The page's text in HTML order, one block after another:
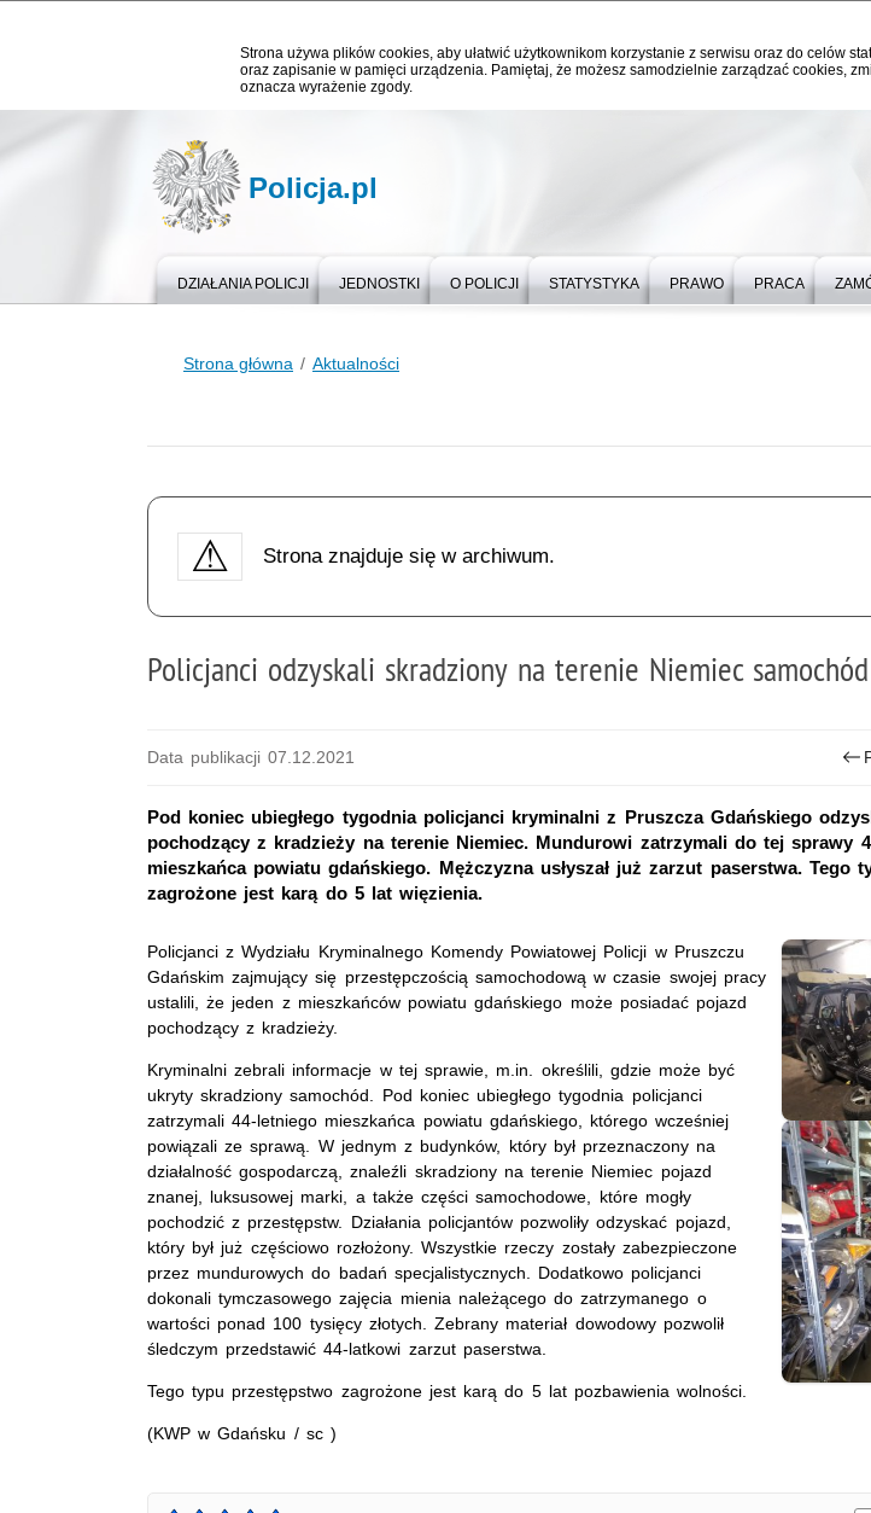
Strona używa plików cookies, aby ułatwić użytkownikom korzystanie z serwisu oraz do celów
oraz zapisanie w pamięci urządzenia. Pamiętaj, że możesz samodzielnie zarządzać cookies,
oznacza wyrażenie zgody.
Policja.pl
DZIAŁANIA POLICJI JEDNOSTKI O POLICJI STATYSTYKA PRAWO PRACA
Strona główna Aktualności
Strona znajduje się w archiwum.
Policjanci odzyskali skradziony na terenie Niemiec samochód
Data publikacji 07.12.2021
Pod koniec ubiegłego tygodnia policjanci kryminalni z Pruszcza Gdańskiego
pochodzący z kradzieży na terenie Niemiec. Mundurowi zatrzymali do tej sprawy
mieszkańca powiatu gdańskiego. Mężczyzna usłyszał już zarzut paserstwa. Tego
zagrożone jest karą do 5 lat więzienia.
Policjanci z Wydziału Kryminalnego Komendy Powiatowej Policji w Pruszczu
Gdańskim zajmujący się przestępczością samochodową w czasie swojej pracy
ustalili, że jeden z mieszkańców powiatu gdańskiego może posiadać pojazd
pochodzący z kradzieży.
Kryminalni zebrali informacje w tej sprawie, m.in. określili, gdzie może być
ukryty skradziony samochód. Pod koniec ubiegłego tygodnia policjanci
zatrzymali 44-letniego mieszkańca powiatu gdańskiego, którego wcześniej
powiązali ze sprawą. W jednym z budynków, który był przeznaczony na
działalność gospodarczą, znaleźli skradziony na terenie Niemiec pojazd
znanej, luksusowej marki, a także części samochodowe, które mogły
pochodzić z przestępstw. Działania policjantów pozwoliły odzyskać pojazd,
który był już częściowo rozłożony. Wszystkie rzeczy zostały zabezpieczone
przez mundurowych do badań specjalistycznych. Dodatkowo policjanci
dokonali tymczasowego zajęcia mienia należącego do zatrzymanego o
wartości ponad 100 tysięcy złotych. Zebrany materiał dowodowy pozwolił
śledczym przedstawić 44-latkowi zarzut paserstwa.
Tego typu przestępstwo zagrożone jest karą do 5 lat pozbawienia wolności.
(KWP w Gdańsku / sc )